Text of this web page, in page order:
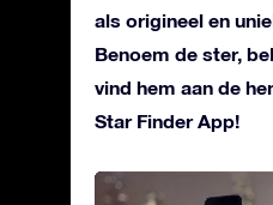
als origineel en
Benoem de ster,
vind hem aan de
Star Finder App!